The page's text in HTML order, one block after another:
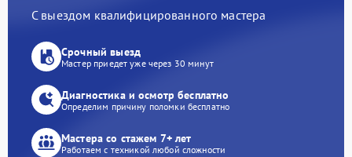
С выездом квалифицированного мастера
Срочный выезд
Мастер приедет уже через 30 минут
Диагностика и осмотр бесплатно
Определим причину поломки бесплатно
Мастера со стажем 7+ лет
Работаем с техникой любой сложности